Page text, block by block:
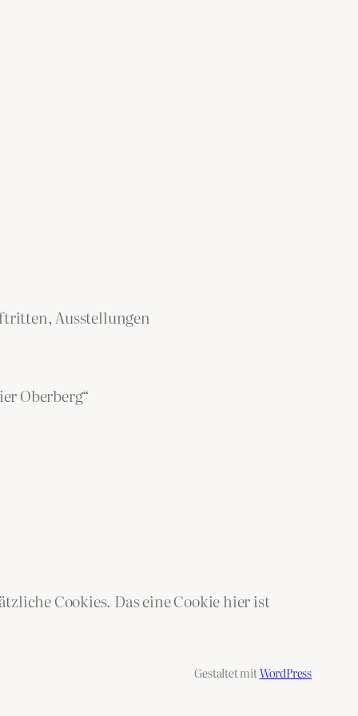
Ausstellungen
Oberberg“
Cookies. Das eine Cookie hier ist
Gestaltet mitWordPress